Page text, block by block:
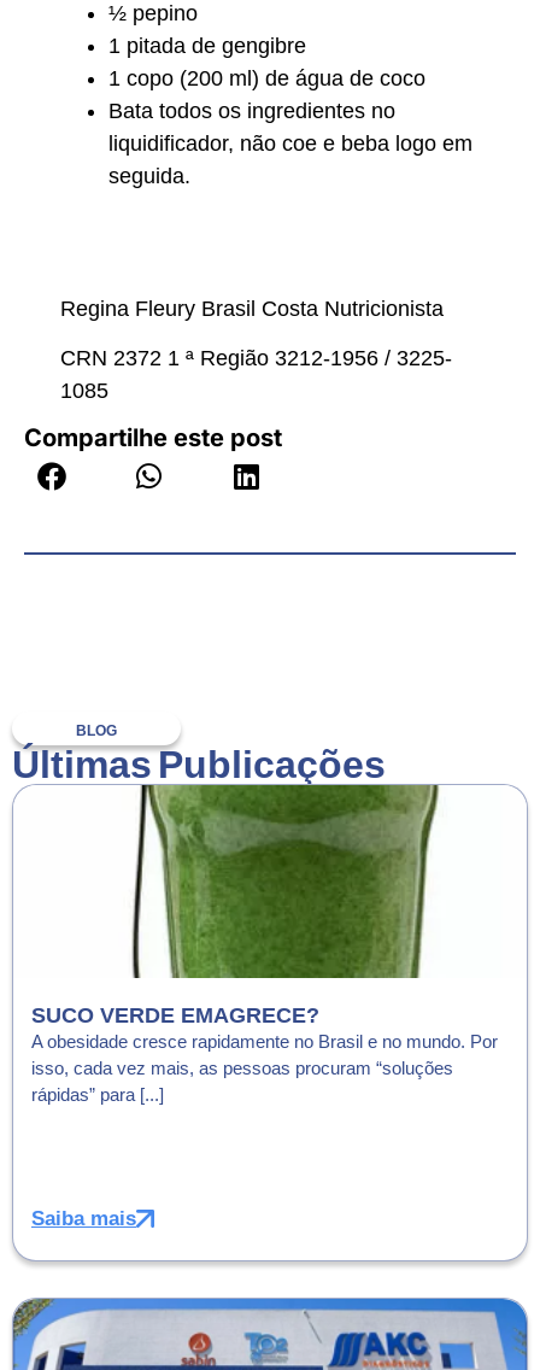
½ pepino
1 pitada de gengibre
1 copo (200 ml) de água de coco
Bata todos os ingredientes no
liquidificador, não coe e beba logo em
seguida.
Regina Fleury Brasil Costa Nutricionista
CRN 2372 1 ª Região 3212-1956 / 3225-
1085
Compartilhe este post
BLOG
Últimas Publicações
SUCO VERDE EMAGRECE?
A obesidade cresce rapidamente no Brasil e no mundo. Por
isso, cada vez mais, as pessoas procuram “soluções
rápidas” para [...]
Saiba mais